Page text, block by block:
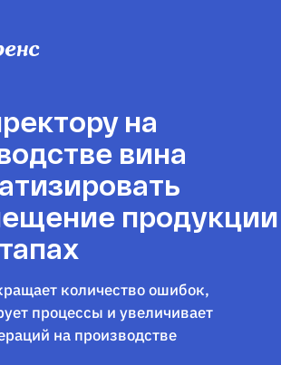
на
вина
продукции
количество ошибок,
процессы и увеличивает
на производстве